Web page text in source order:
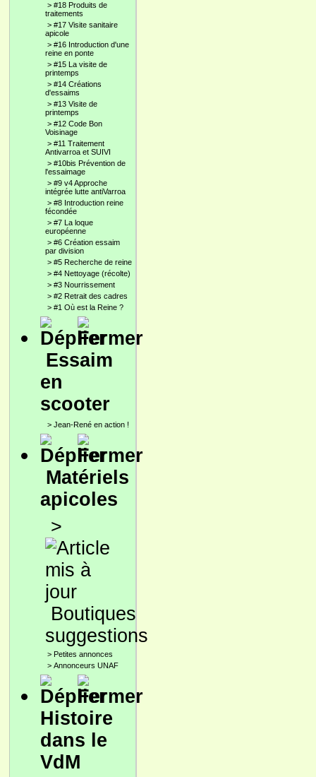
> #18 Produits de
traitements
> #17 Visite sanitaire
apicole
> #16 Introduction d'une
reine en ponte
> #15 La visite de
printemps
> #14 Créations
d'essaims
> #13 Visite de
printemps
> #12 Code Bon
Voisinage
> #11 Traitement
Antivarroa et SUIVI
> #10bis Prévention de
l'essaimage
> #9 v4 Approche
intégrée lutte antiVarroa
> #8 Introduction reine
fécondée
> #7 La loque
européenne
> #6 Création essaim
par division
> #5 Recherche de reine
> #4 Nettoyage (récolte)
> #3 Nourrissement
> #2 Retrait des cadres
> #1 Où est la Reine ?
Essaim
en
scooter
> Jean-René en action !
Matériels
apicoles
>
Boutiques
suggestions
> Petites annonces
> Annonceurs UNAF
Histoire
dans le
VdM